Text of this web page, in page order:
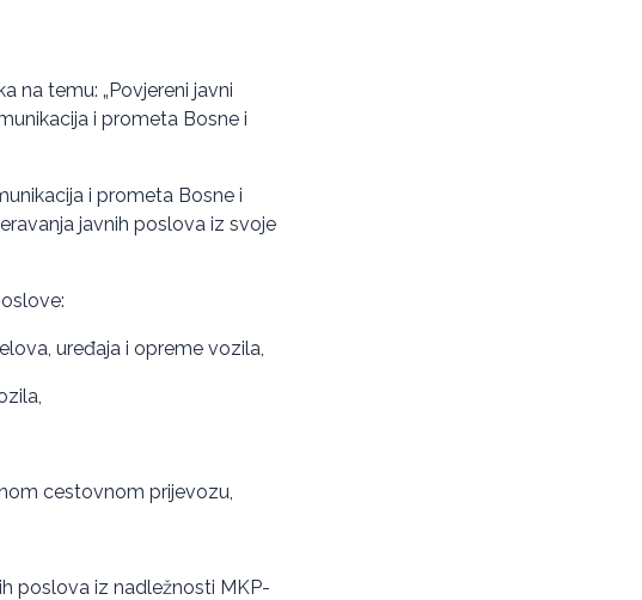
na temu: „Povjereni javni
i prometa Bosne i
i prometa Bosne i
javnih poslova iz svoje
uređaja i opreme vozila,
cestovnom prijevozu,
poslova iz nadležnosti MKP-